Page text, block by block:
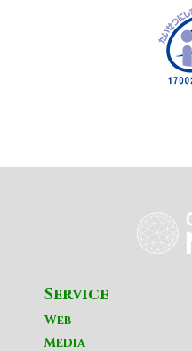
Service
Web
Media